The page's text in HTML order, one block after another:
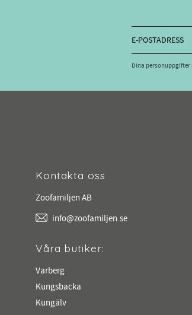
Dina
Kontakta oss
Zoofamiljen AB
info@zoofamiljen.se
Våra butiker:
Varberg
Kungsbacka
Kungälv